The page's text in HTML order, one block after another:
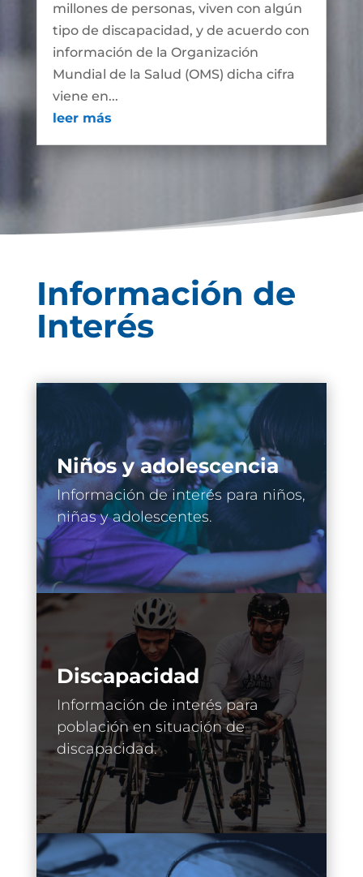
millones de personas, viven con algún
tipo de discapacidad, y de acuerdo con
información de la Organización
Mundial de la Salud (OMS) dicha cifra
viene en...
leer más
Información de
Interés
Niños y adolescencia
Información de interés para niños,
niñas y adolescentes.
Discapacidad
Información de interés para
población en situación de
discapacidad.